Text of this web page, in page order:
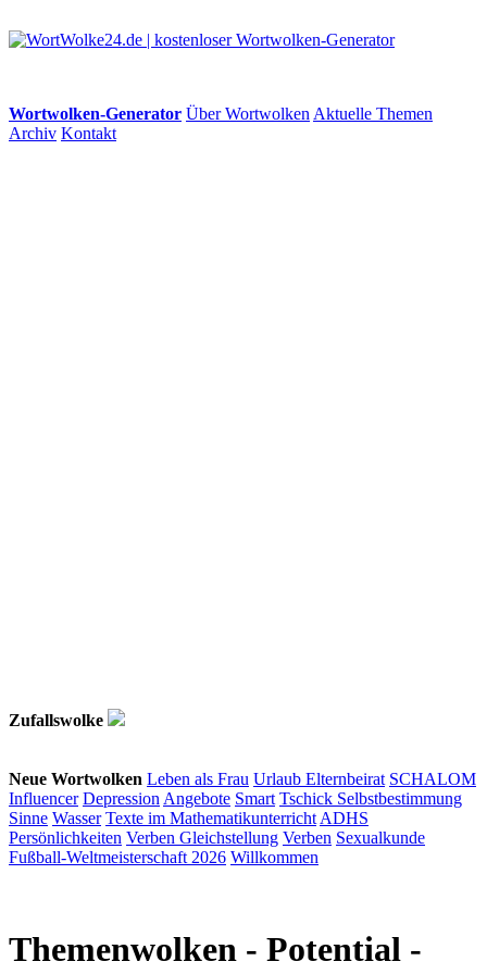
Wortwolken-Generator Über Wortwolken Aktuelle Themen
Archiv Kontakt
Zufallswolke
Neue Wortwolken Leben als Frau Urlaub Elternbeirat SCHALOM
Influencer Depression Angebote Smart Tschick Selbstbestimmung
Sinne Wasser Texte im Mathematikunterricht ADHS
Persönlichkeiten Verben Gleichstellung Verben Sexualkunde
Fußball-Weltmeisterschaft 2026 Willkommen
Themenwolken - Potential -